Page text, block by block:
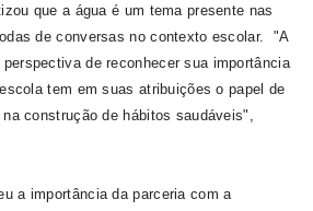
que a água é um tema presente nas
de conversas no contexto escolar. "A
de reconhecer sua importância
tem em suas atribuições o papel de
construção de hábitos saudáveis",
a importância da parceria com a